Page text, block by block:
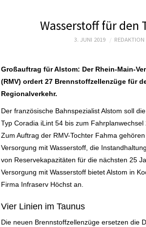
ZUKUNFT MOBIL
SCHAUFENSTER
E+PIH
LEXIKON A
A BIS Z
KONTAKT
Wasserstoff für den
3. JUNI 2019 REDAKTION
Großauftrag für Alstom: Der Rhein-Main-
(RMV) ordert 27 Brennstoffzellenzüge für
Regionalverkehr.
Der französische Bahnspezialist Alstom soll
Typ Coradia iLint 54 bis zum Fahrplanwechsel
Zum Auftrag der RMV-Tochter Fahma
Versorgung mit Wasserstoff, die
von Reservekapazitäten für die nächsten 25
Versorgung mit Wasserstoff bietet Alstom in
Firma Infraserv Höchst an.
Vier Linien im Taunus
Die neuen Brennstoffzellenzüge ersetzen die